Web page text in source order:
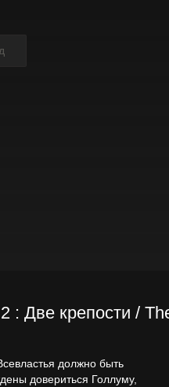
: Две крепости /
должно быть
довериться Голлуму,